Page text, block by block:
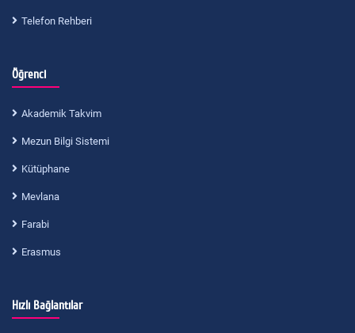
Telefon Rehberi
Öğrenci
Akademik Takvim
Mezun Bilgi Sistemi
Kütüphane
Mevlana
Farabi
Erasmus
Hızlı Bağlantılar